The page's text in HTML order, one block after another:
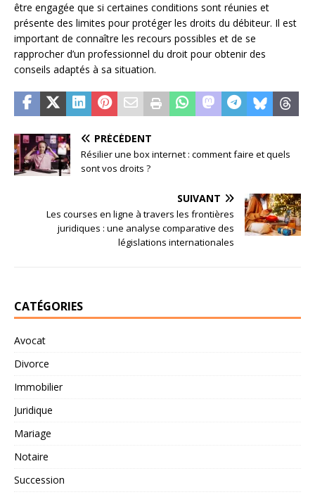
être engagée que si certaines conditions sont réunies et
présente des limites pour protéger les droits du débiteur. Il est
important de connaître les recours possibles et de se
rapprocher d’un professionnel du droit pour obtenir des
conseils adaptés à sa situation.
PRÉCÉDENT
Résilier une box internet : comment faire et quels
sont vos droits ?
SUIVANT
Les courses en ligne à travers les frontières
juridiques : une analyse comparative des
législations internationales
CATÉGORIES
Avocat
Divorce
Immobilier
Juridique
Mariage
Notaire
Succession